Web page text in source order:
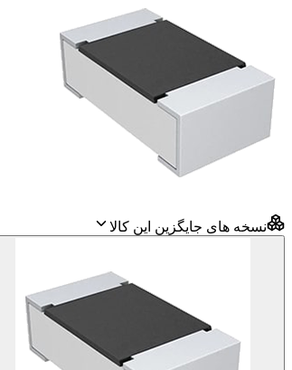
نسخه های جایگزین این کالا